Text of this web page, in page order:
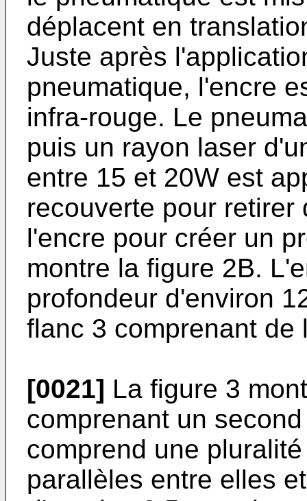
déplacent en
Juste après
pneumatique, l'encre
infra-rouge. Le
puis un rayon laser
entre 15 et 20W est
recouverte pour
l'encre pour créer un
montre la figure 2B.
profondeur d'environ
flanc 3 comprenant de
[0021] La figure 3
comprenant un
comprend une
parallèles entre elles